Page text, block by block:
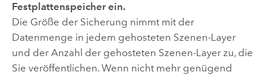
Festplattenspeicher ein.
Die Größe der Sicherung nimmt mit der
Datenmenge in jedem gehosteten Szenen-Layer
und der Anzahl der gehosteten Szenen-Layer zu, die
Sie veröffentlichen. Wenn nicht mehr genügend